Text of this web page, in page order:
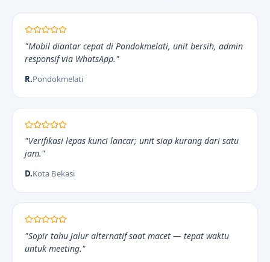
"Mobil diantar cepat di Pondokmelati, unit bersih, admin
responsif via WhatsApp."
R.Pondokmelati
"Verifikasi lepas kunci lancar; unit siap kurang dari satu
jam."
D.Kota Bekasi
"Sopir tahu jalur alternatif saat macet — tepat waktu
untuk meeting."